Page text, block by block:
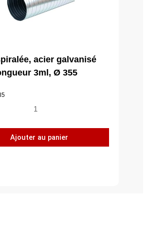
acier galvanisé
3ml, Ø 355
quantité
Gaine
spiralée,
Ajouter au panier